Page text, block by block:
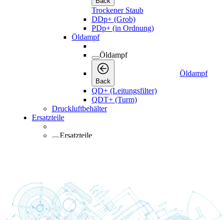
Back
QD+ (Leitungsfilter)
QDT+ (Turm)
Druckluftbehälter
Ersatzteile
Schmierstoffe
Verbrauchsmaterialien
Wartungskits
Back